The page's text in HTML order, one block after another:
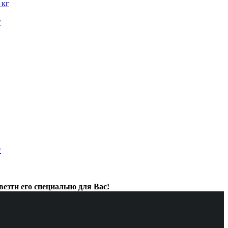
его специально для Вас!